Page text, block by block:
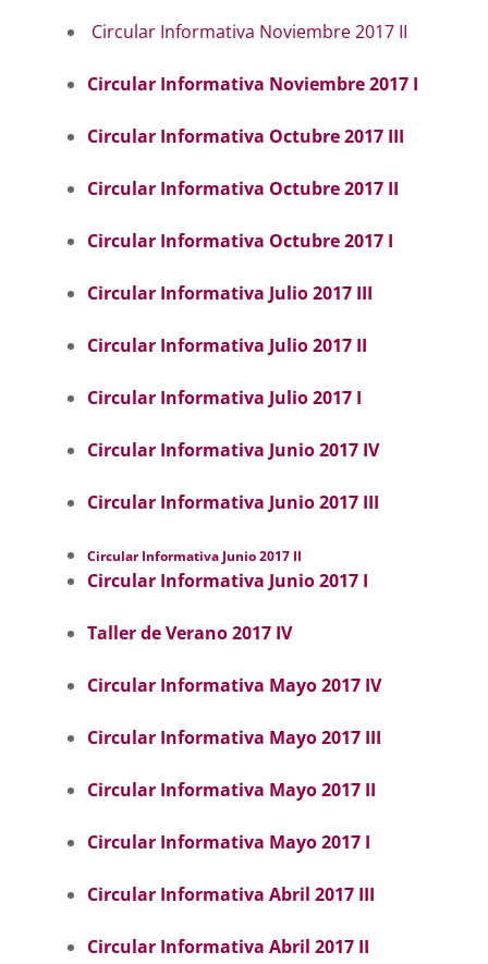
Circular Informativa Noviembre 2017 II
Circular Informativa Noviembre 2017 I
Circular Informativa Octubre 2017 III
Circular Informativa Octubre 2017 II
Circular Informativa Octubre 2017 I
Circular Informativa Julio 2017 III
Circular Informativa Julio 2017 II
Circular Informativa Julio 2017 I
Circular Informativa Junio 2017 IV
Circular Informativa Junio 2017 III
Circular Informativa Junio 2017 II
Circular Informativa Junio 2017 I
Taller de Verano 2017 IV
Circular Informativa Mayo 2017 IV
Circular Informativa Mayo 2017 III
Circular Informativa Mayo 2017 II
Circular Informativa Mayo 2017 I
Circular Informativa Abril 2017 III
Circular Informativa Abril 2017 II